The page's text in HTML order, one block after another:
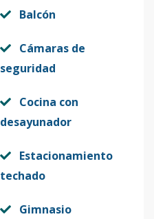
Balcón
Cámaras de
seguridad
Cocina con
desayunador
Estacionamiento
techado
Gimnasio